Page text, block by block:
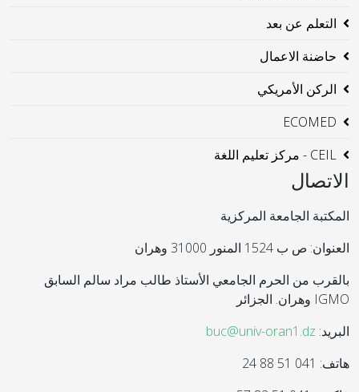
التعلم عن بعد
حاضنة الاعمال
الركن الأمريكي
ECOMED
CEIL - مركز تعليم اللغة
الاتصال
المكتبة الجامعة المركزية
العنوان: ص ب 1524 المنور 31000 وهران
بالقرب من الحرم الجامعي الأستاذ طالب مراد سالم السابق
IGMO وهران. الجزائر
البريد: buc@univ-oran1.dz
هاتف: 041 51 88 24